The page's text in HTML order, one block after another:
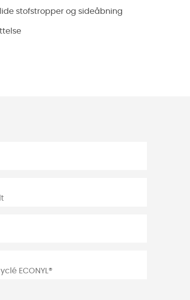
stofstropper og sideåbning
ECONYL®